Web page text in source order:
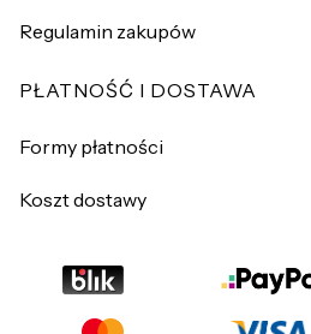
Regulamin zakupów
PŁATNOŚĆ I DOSTAWA
Formy płatności
Koszt dostawy